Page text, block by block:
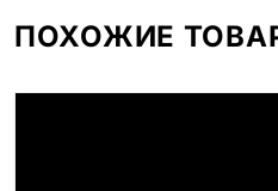
ПОХОЖИЕ